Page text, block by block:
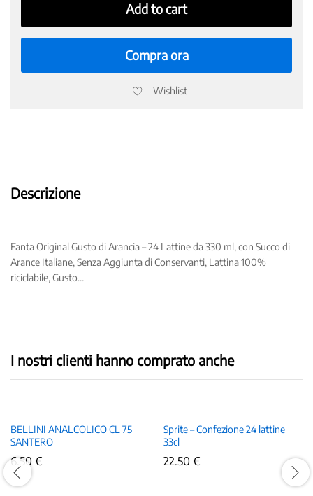
Lattine
Aggiunta
100%
riciclabile,
Gusto...
Add to cart
Compra ora
Wishlist
Descrizione
Fanta Original Gusto di Arancia – 24 Lattine da 330 ml, con Succo di
Arance Italiane, Senza Aggiunta di Conservanti, Lattina 100%
riciclabile, Gusto…
I nostri clienti hanno comprato anche
BELLINI ANALCOLICO CL 75
SANTERO
6.50 €
Sprite – Confezione 24 lattine
33cl
22.50 €